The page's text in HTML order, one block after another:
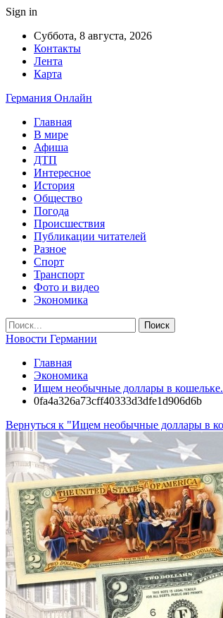
Sign in
Суббота, 8 августа, 2026
Контакты
Лента
Карта
Германия Онлайн
Главная
В мире
Афиша
ДТП
Интересное
История
Общество
Погода
Происшествия
Публикации читателей
Разное
Спорт
Транспорт
Фото и видео
Экономика
Новости Германии
Главная
Экономика
Ищем необычные доллары в кошельке.
0fa4a326a73cff40333d3dfe1d906d6b
Вернуться к "Ищем необычные доллары в